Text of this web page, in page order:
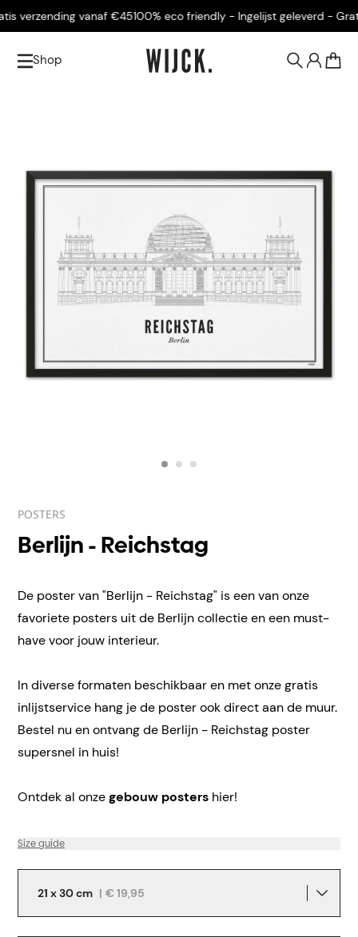
vanaf €45100% eco friendly - Ingelijst geleverd - Gratis
Shop
POSTERS
Berlijn - Reichstag
De poster van "Berlijn - Reichstag" is een van onze
favoriete posters uit de Berlijn collectie en een must-
have voor jouw interieur.
In diverse formaten beschikbaar en met onze gratis
inlijstservice hang je de poster ook direct aan de muur.
Bestel nu en ontvang de Berlijn - Reichstag poster
supersnel in huis!
Ontdek al onzegebouw posters hier!
Size guide
21 x 30 cm | € 19,95